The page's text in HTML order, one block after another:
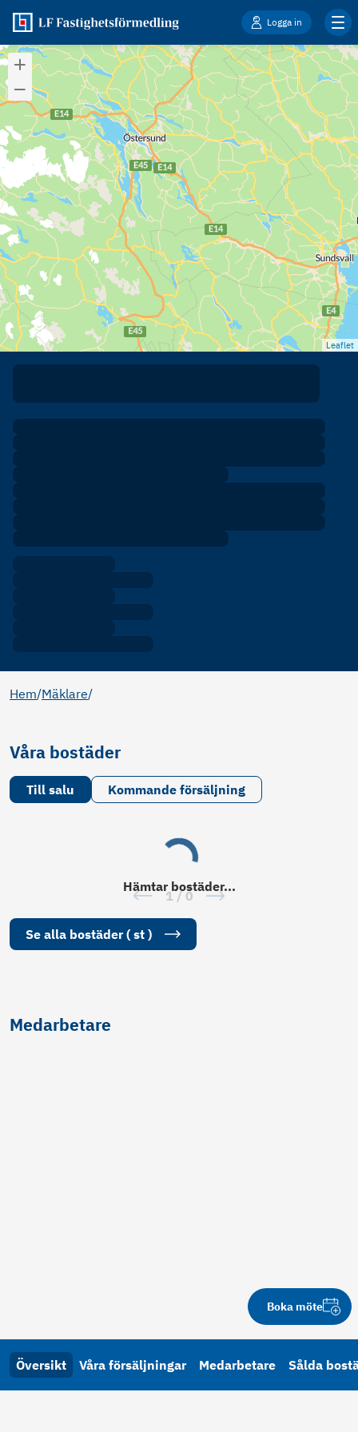
Logga in
Översikt Våra försäljningar Medarbetare Sålda
Boka möte
Leaflet
Hem/Mäklare/
Våra bostäder
Till salu Kommande försäljning
Hämtar bostäder...
1/ 0
Se alla bostäder(st )
Medarbetare